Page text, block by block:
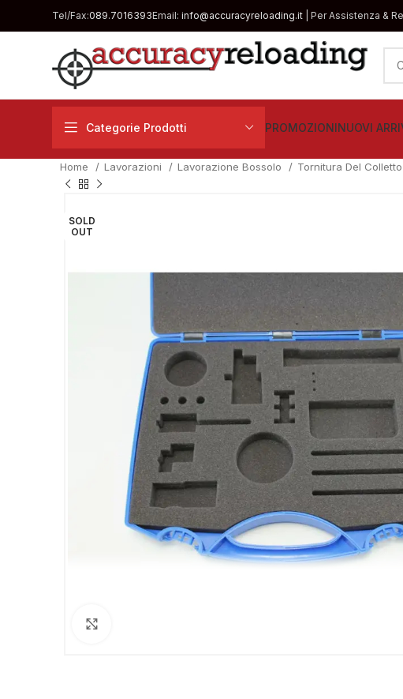
Tel/Fax:089.7016393Email: info@accuracyreloading.it | Per Assistenza &
Categorie Prodotti PROMOZIONINUOVI
Home Lavorazioni Lavorazione Bossolo Tornitura Del Colletto
SOLD
OUT